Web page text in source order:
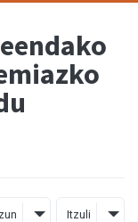
Itzuli